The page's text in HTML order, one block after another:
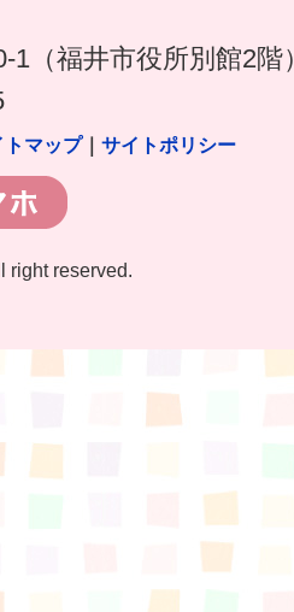
1（福井市役所別館2階
トマップ｜ サイトポリシー
right reserved.